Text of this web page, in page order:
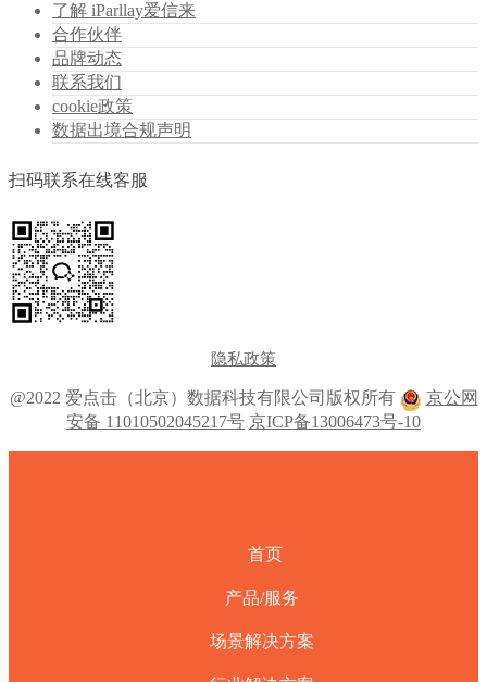
了解 iParllay爱信来
合作伙伴
品牌动态
联系我们
cookie政策
数据出境合规声明
扫码联系在线客服
隐私政策
@2022 爱点击（北京）数据科技有限公司版权所有
京公网
安备 11010502045217号 京ICP备13006473号-10
首页
产品/服务
场景解决方案